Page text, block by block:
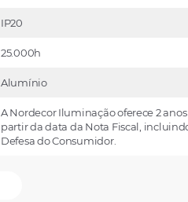
IP20
25.000h
Alumínio
A Nordecor Iluminação oferece 2
partir da data da Nota Fiscal,
Defesa do Consumidor.